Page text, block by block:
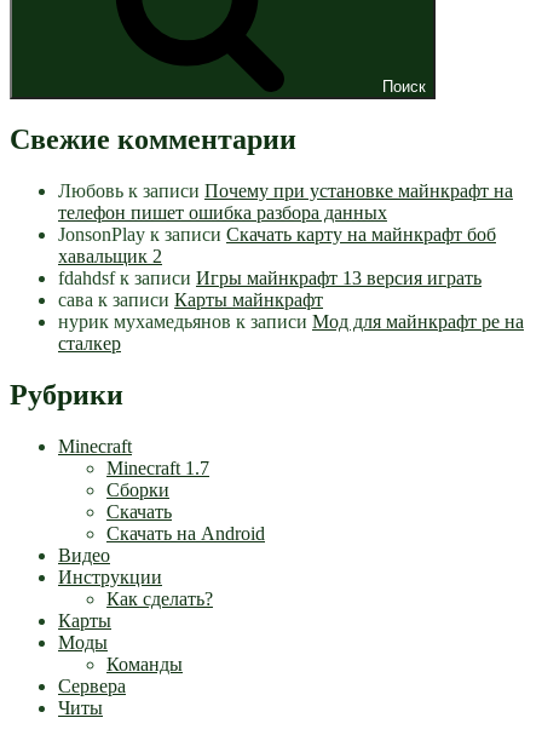
Поиск
Свежие комментарии
Любовь к записи Почему при установке майнкрафт на
телефон пишет ошибка разбора данных
JonsonPlay к записи Скачать карту на майнкрафт боб
хавальщик 2
fdahdsfк записи Игры майнкрафт 13 версия играть
сава к записи Карты майнкрафт
нурик мухамедьянов к записи Мод для майнкрафт pe на
сталкер
Рубрики
Minecraft
Minecraft 1.7
Сборки
Скачать
Скачать на Android
Видео
Инструкции
Как сделать?
Карты
Моды
Команды
Сервера
Читы